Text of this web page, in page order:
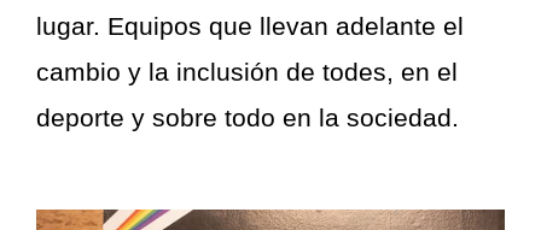
lugar. Equipos que llevan adelante el
cambio y la inclusión de todes, en el
deporte y sobre todo en la sociedad.